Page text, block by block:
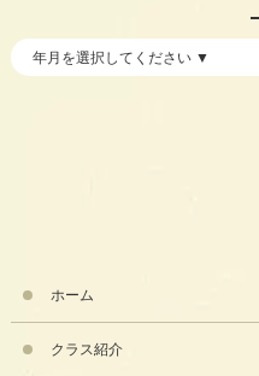
ホーム
クラス紹介